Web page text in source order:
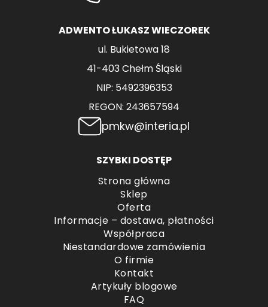
ADWENTO ŁUKASZ WIECZOREK
ul. Bukietowa 18
41-403 Chełm Śląski
NIP: 5492396353
REGON: 243657594
pmkw@interia.pl
SZYBKI DOSTĘP
Strona główna
Sklep
Oferta
Informacje – dostawa, płatności
Współpraca
Niestandardowe zamówienia
O firmie
Kontakt
Artykuły blogowe
FAQ